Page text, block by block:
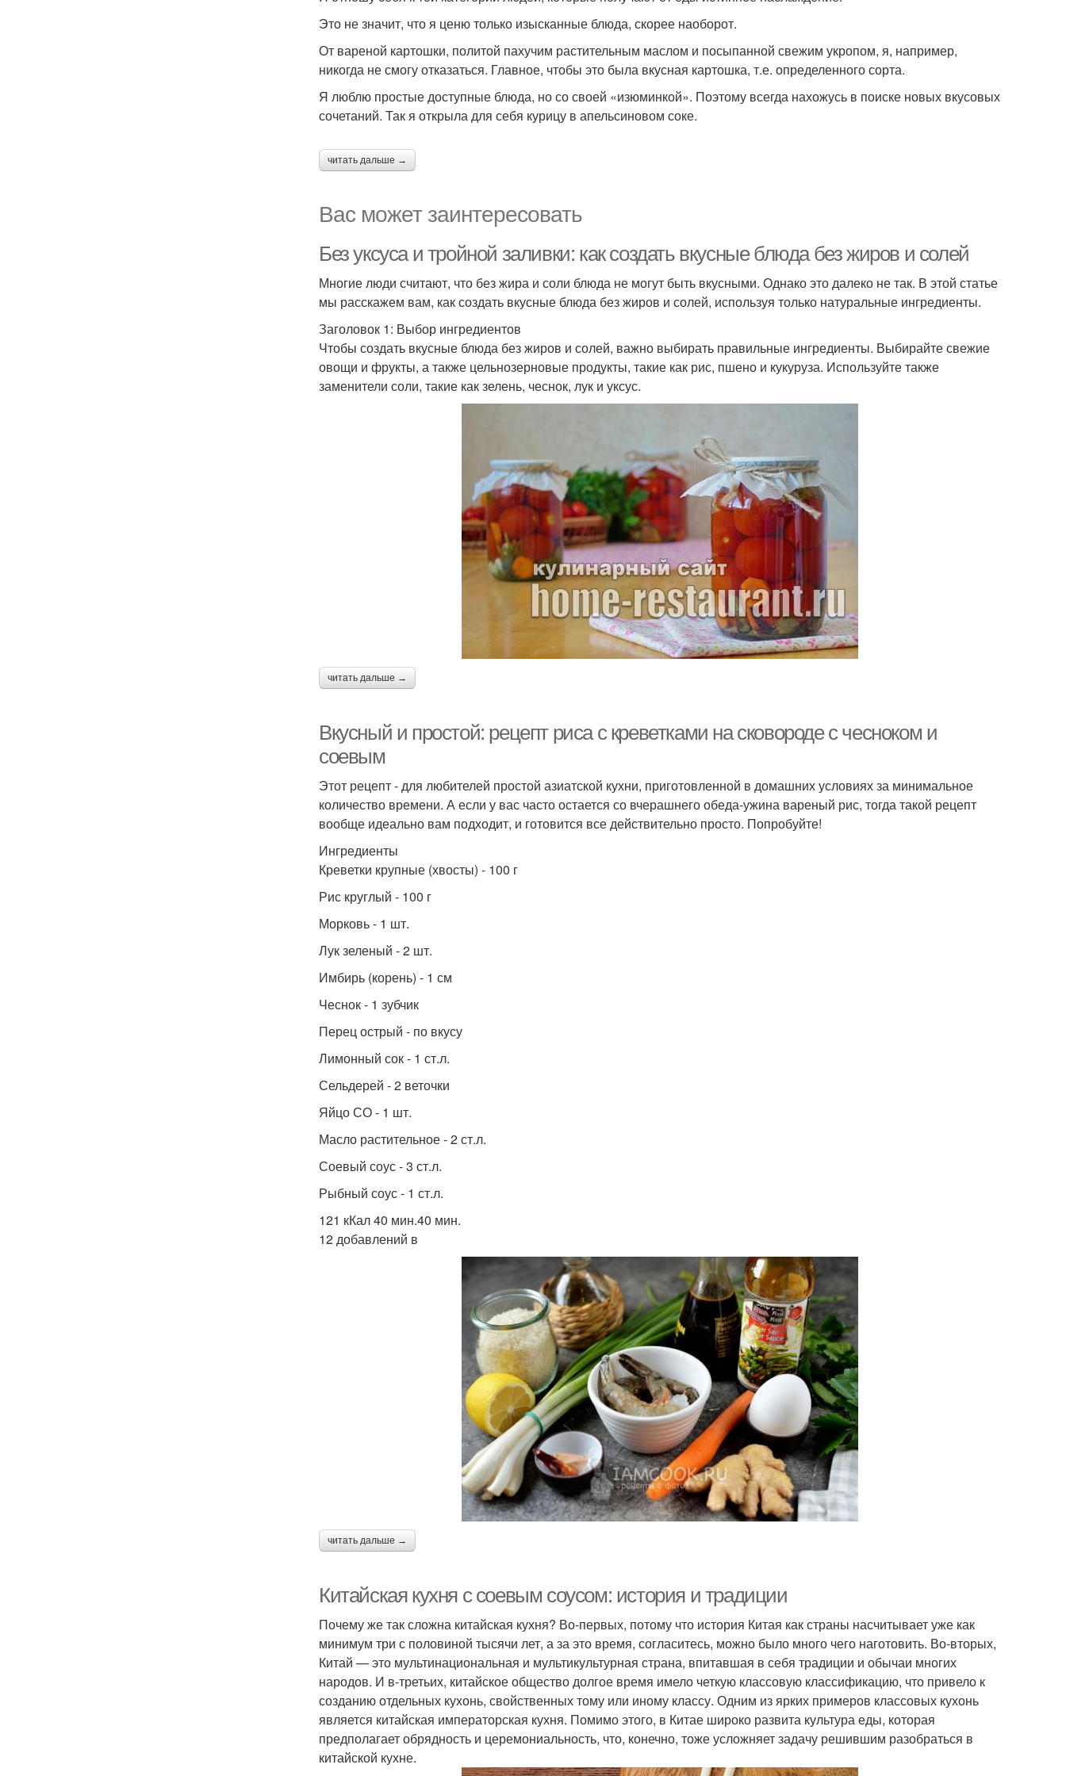
Это не значит, что я ценю только изысканные блюда, скорее наоборот.
От вареной картошки, политой пахучим растительным маслом и посыпанной свежим укропом, я, например,
никогда не смогу отказаться. Главное, чтобы это была вкусная картошка, т.е. определенного сорта.
Я люблю простые доступные блюда, но со своей «изюминкой». Поэтому всегда нахожусь в поиске новых вкусовых
сочетаний. Так я открыла для себя курицу в апельсиновом соке.
читать дальше →
Вас может заинтересовать
Без уксуса и тройной заливки: как создать вкусные блюда без жиров и солей
Многие люди считают, что без жира и соли блюда не могут быть вкусными. Однако это далеко не так. В этой статье
мы расскажем вам, как создать вкусные блюда без жиров и солей, используя только натуральные ингредиенты.
Заголовок 1: Выбор ингредиентов
Чтобы создать вкусные блюда без жиров и солей, важно выбирать правильные ингредиенты. Выбирайте свежие
овощи и фрукты, а также цельнозерновые продукты, такие как рис, пшено и кукуруза. Используйте также
заменители соли, такие как зелень, чеснок, лук и уксус.
читать дальше →
Вкусный и простой: рецепт риса с креветками на сковороде с чесноком и
соевым
Этот рецепт - для любителей простой азиатской кухни, приготовленной в домашних условиях за минимальное
количество времени. А если у вас часто остается со вчерашнего обеда-ужина вареный рис, тогда такой рецепт
вообще идеально вам подходит, и готовится все действительно просто. Попробуйте!
Ингредиенты
Креветки крупные (хвосты) - 100 г
Рис круглый - 100 г
Морковь - 1 шт.
Лук зеленый - 2 шт.
Имбирь (корень) - 1 см
Чеснок - 1 зубчик
Перец острый - по вкусу
Лимонный сок - 1 ст.л.
Сельдерей - 2 веточки
Яйцо СО - 1 шт.
Масло растительное - 2 ст.л.
Соевый соус - 3 ст.л.
Рыбный соус - 1 ст.л.
121 кКал 40 мин.40 мин.
12 добавлений в
читать дальше →
Китайская кухня с соевым соусом: история и традиции
Почему же так сложна китайская кухня? Во-первых, потому что история Китая как страны насчитывает уже как
минимум три с половиной тысячи лет, а за это время, согласитесь, можно было много чего наготовить. Во-вторых,
Китай — это мультинациональная и мультикультурная страна, впитавшая в себя традиции и обычаи многих
народов. И в-третьих, китайское общество долгое время имело четкую классовую классификацию, что привело к
созданию отдельных кухонь, свойственных тому или иному классу. Одним из ярких примеров классовых кухонь
является китайская императорская кухня. Помимо этого, в Китае широко развита культура еды, которая
предполагает обрядность и церемониальность, что, конечно, тоже усложняет задачу решившим разобраться в
китайской кухне.